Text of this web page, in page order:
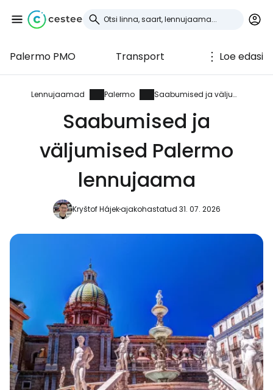
Palermo PMO Transport Loe edasi
Lennujaamad Palermo Saabumised ja väljumised
Saabumised ja
väljumised Palermo
lennujaama
Kryštof Hájekajakohastatud 31. 07. 2026
Logi sisse
Cestee'sse
... ülemaailmne reisikogukond
Jätka Facebookiga